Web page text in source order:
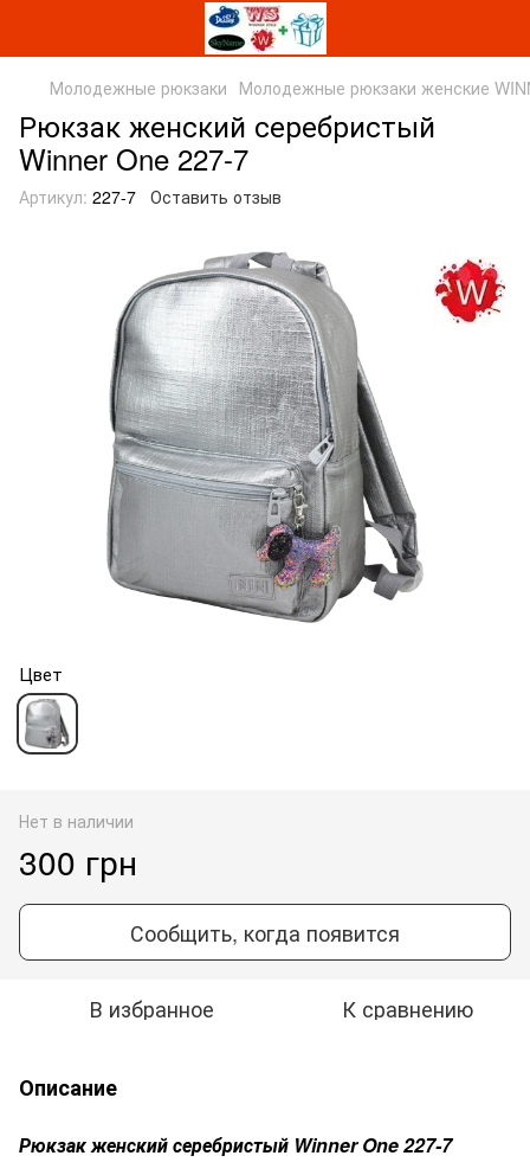
Молодежные рюкзаки Молодежные рюкзаки женские
Рюкзак женский серебристый
Winner One 227-7
Артикул: 227-7 Оставить отзыв
Цвет
Нет в наличии
300 грн
Сообщить, когда появится
В избранное К сравнению
Описание
Рюкзак женский серебристый Winner One 227-7